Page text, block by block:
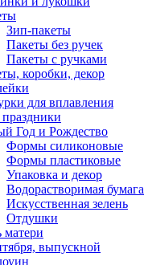
Зип-пакеты
Пакеты без ручек
Пакеты с ручками
коробки, декор
для вплавления
Год и Рождество
Формы силиконовые
Формы пластиковые
Упаковка и декор
Водорастворимая бумага
Искусственная зелень
Отдушки
матери
выпускной